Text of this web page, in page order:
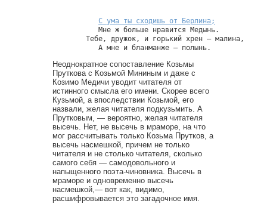
С ума ты сходишь от Берлина;
           Мне ж больше нравится Медынь.
        Тебе, дружок, и горький хрен — малина,
Неоднократное сопоставление Козьмы
Пруткова с Козьмой Мининым и даже с
Козимо Медичи уводит читателя от
истинного смысла его имени. Скорее всего
Кузьмой, а впоследствии Козьмой, его
назвали, желая читателя подкузьмить. А
Прутковым, — вероятно, желая читателя
высечь. Нет, не высечь в мраморе, на что
мог рассчитывать только Козьма Прутков, а
высечь насмешкой, причем не только
читателя и не столько читателя, сколько
самого себя — самодовольного и
напыщенного поэта-чиновника. Высечь в
мраморе и одновременно высечь
насмешкой,— вот как, видимо,
расшифровывается это загадочное имя.